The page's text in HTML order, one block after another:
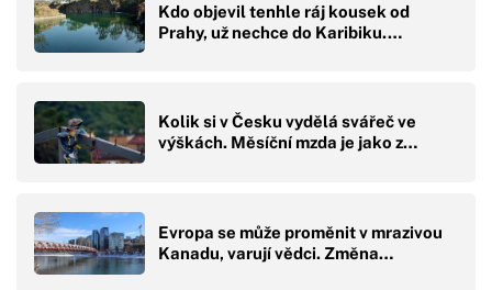
Kdo objevil tenhle ráj kousek od
Prahy, už nechce do Karibiku.…
Kolik si v Česku vydělá svářeč ve
výškách. Měsíční mzda je jako z…
Evropa se může proměnit v mrazivou
Kanadu, varují vědci. Změna…